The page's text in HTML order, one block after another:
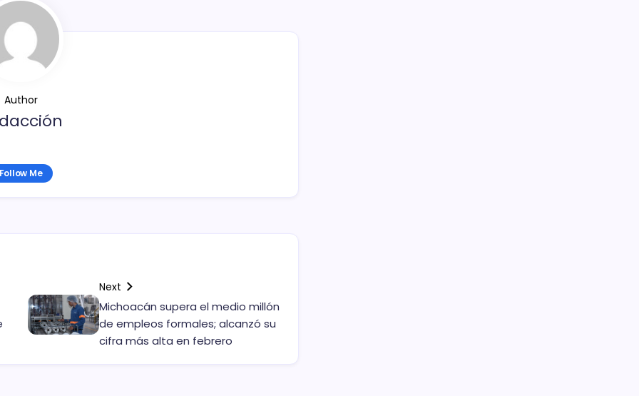
Author
Follow Me
Next
Michoacán supera el medio millón
de empleos formales; alcanzó su
cifra más alta en febrero